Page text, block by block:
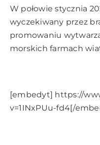
W połowie stycznia
wyczekiwany przez
promowaniu
morskich farmach
[embedyt] https://
v=1INxPUu-fd4[/